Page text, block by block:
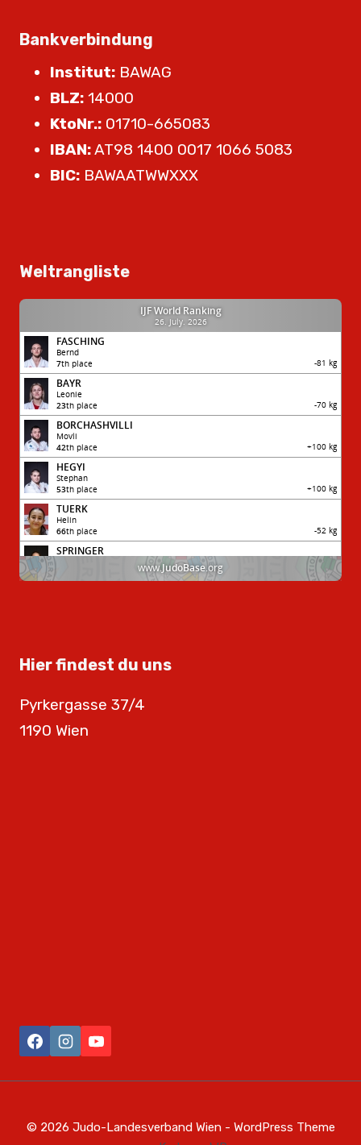
Bankverbindung
Institut: BAWAG
BLZ: 14000
KtoNr.: 01710-665083
IBAN:AT98 1400 0017 1066 5083
BIC: BAWAATWWXXX
Weltrangliste
Hier findest du uns
Pyrkergasse 37/4
1190 Wien
© 2026 Judo-Landesverband Wien - WordPress Theme